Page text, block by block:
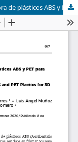
Diseño y cálculo de una máquina recicladora de plásticos ABS y PET para impresión 3D